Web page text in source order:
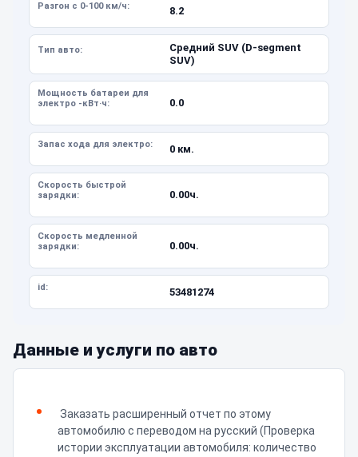
Разгон с 0-100 км/ч: 8.2
Тип авто:
Средний SUV (D-segment
SUV)
Мощность батареи для
электро -кВт·ч:
0.0
Запас хода для электро: 0 км.
Скорость быстрой
зарядки:
0.00ч.
Скорость медленной
зарядки:
0.00ч.
id: 53481274
Данные и услуги по авто
Заказать расширенный отчет по этому
автомобилю с переводом на русский (Проверка
истории эксплуатации автомобиля: количество